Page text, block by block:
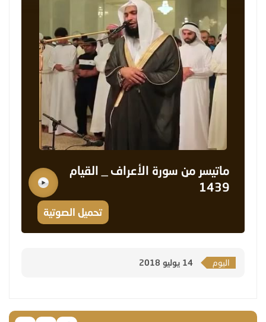
ماتيسر من سورة الأعراف _ القيام
1439
تحميل الصوتية
اليوم 14 يوليو 2018